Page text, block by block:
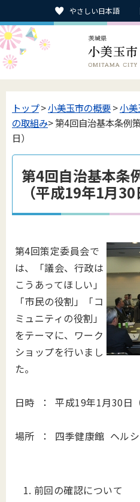
やさしい日本語
トップ>小美玉市の概要>小美
の取組み> 第4回自治基本条例
日）
第4回自治基本条
（平成19年1月30
第4回策定委員会で
は、「議会、行政は
こうあってほしい」
「市民の役割」「コ
ミュニティの役割」
をテーマに、ワーク
ショップを行いまし
た。
日時 ： 平成19年1月30日
場所 ： 四季健康館 ヘル
前回の確認について